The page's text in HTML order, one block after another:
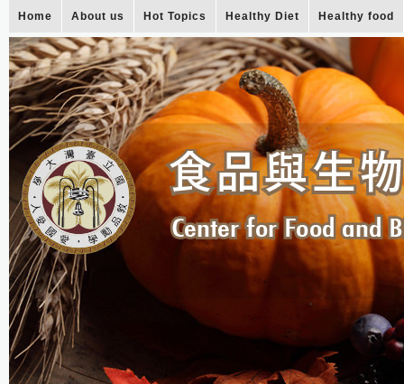
Home About us Hot Topics Healthy Diet Healthy food